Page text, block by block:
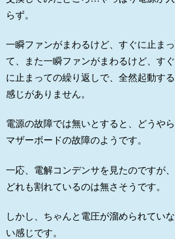
らず。
一瞬ファンがまわるけど、すぐに止まっ
て、また一瞬ファンがまわるけど、すぐ
に止まっての繰り返しで、全然起動する
感じがありません。
電源の故障では無いとすると、どうやら
マザーボードの故障のようです。
一応、電解コンデンサを見たのですが、
どれも割れているのは無さそうです。
しかし、ちゃんと電圧が溜められていな
い感じです。